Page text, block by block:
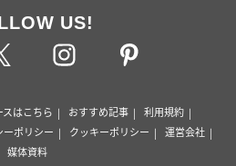
US!
はこちら おすすめ記事
利用規約
ーポリシー クッキーポリシー
運営会社
媒体資料